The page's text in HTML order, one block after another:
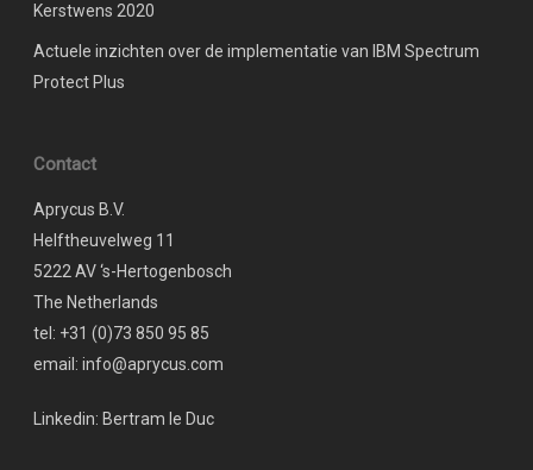
Kerstwens 2020
Actuele inzichten over de implementatie van IBM Spectrum
Protect Plus
Contact
Aprycus B.V.
Helftheuvelweg 11
5222 AV ‘s-Hertogenbosch
The Netherlands
tel: +31 (0)73 850 95 85
email: info@aprycus.com
Linkedin: Bertram le Duc